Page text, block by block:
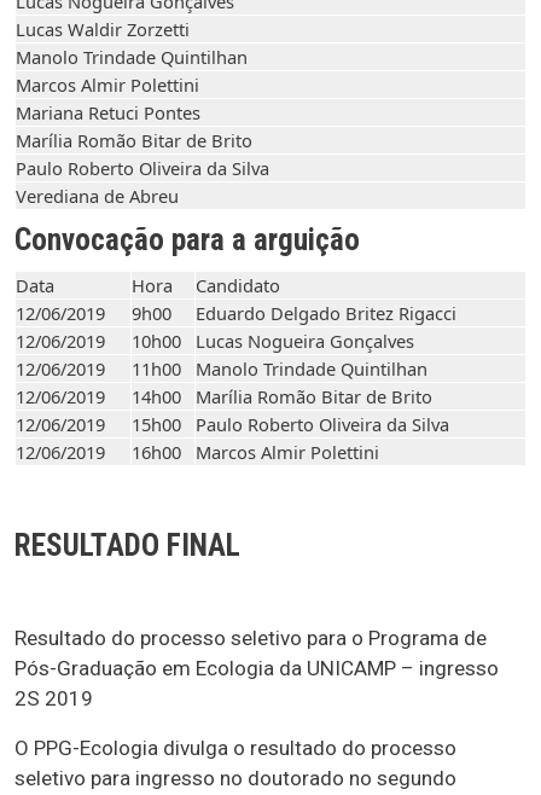
Lucas Waldir Zorzetti
Manolo Trindade Quintilhan
Marcos Almir Polettini
Mariana Retuci Pontes
Marília Romão Bitar de Brito
Paulo Roberto Oliveira da Silva
Verediana de Abreu
Convocação para a arguição
Data Hora
Candidato
12/06/2019
9h00
Eduardo Delgado Britez Rigacci
12/06/2019
10h00
Lucas Nogueira Gonçalves
12/06/2019
11h00
Manolo Trindade Quintilhan
12/06/2019
14h00
Marília Romão Bitar de Brito
12/06/2019
15h00
Paulo Roberto Oliveira da Silva
12/06/2019
16h00 Marcos Almir Polettini
RESULTADO FINAL
Resultado do processo seletivo para o Programa de
Pós-Graduação em Ecologia da UNICAMP – ingresso
2S 2019
O PPG-Ecologia divulga o resultado do processo
seletivo para ingresso no doutorado no segundo